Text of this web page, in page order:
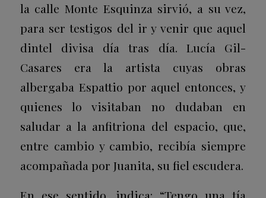
la calle Monte Esquinza sirvió, a su vez,
para ser testigos del ir y venir que aquel
dintel divisa día tras día. Lucía Gil-
Casares era la artista cuyas obras
albergaba Espattio por aquel entonces, y
quienes lo visitaban no dudaban en
saludar a la anfitriona del espacio, que,
entre cambio y cambio, recibía siempre
acompañada por Juanita, su fiel escudera.